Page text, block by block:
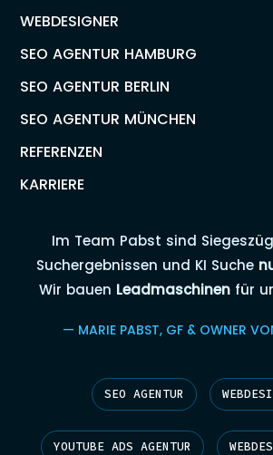
WEBDESIGNER
SEO AGENTUR HAMBURG
SEO AGENTUR BERLIN
SEO AGENTUR MÜNCHEN
REFERENZEN
KARRIERE
Im Team Pabst sind
Suchergebnissen und KI Suche
Wir bauen Leadmaschinenfür
— MARIE PABST, GF & OWNER
SEO AGENTUR
YOUTUBE ADS AGENTUR